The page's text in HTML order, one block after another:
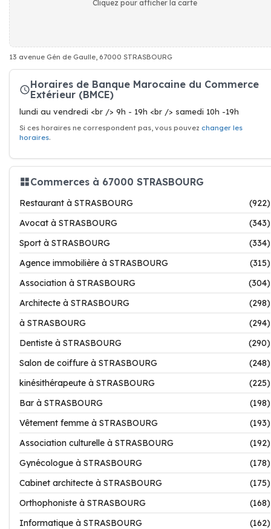
Cliquez pour afficher la carte
13 avenue Gén de Gaulle, 67000 STRASBOURG
Horaires de Banque Marocaine du Commerce
Extérieur (BMCE)
lundi au vendredi <br /> 9h - 19h <br /> samedi 10h -19h
Si ces horaires ne correspondent pas, vous pouvez changer les
horaires.
Commerces à 67000 STRASBOURG
Restaurant à STRASBOURG
(922)
Avocat à STRASBOURG
(343)
Sport à STRASBOURG
(334)
Agence immobilière à STRASBOURG
(315)
Association à STRASBOURG
(304)
Architecte à STRASBOURG
(298)
à STRASBOURG
(294)
Dentiste à STRASBOURG
(290)
Salon de coiffure à STRASBOURG
(248)
kinésithérapeute à STRASBOURG
(225)
Bar à STRASBOURG
(198)
Vêtement femme à STRASBOURG
(193)
Association culturelle à STRASBOURG
(192)
Gynécologue à STRASBOURG
(178)
Cabinet architecte à STRASBOURG
(175)
Orthophoniste à STRASBOURG
(168)
Informatique à STRASBOURG
(162)